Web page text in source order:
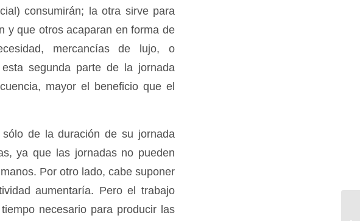
consumirán; la otra sirve para
y que otros acaparan en forma de
mercancías de lujo, o
segunda parte de la jornada
mayor el beneficio que el
de la duración de su jornada
ya que las jornadas no pueden
Por otro lado, cabe suponer
aumentaría. Pero el trabajo
necesario para producir las